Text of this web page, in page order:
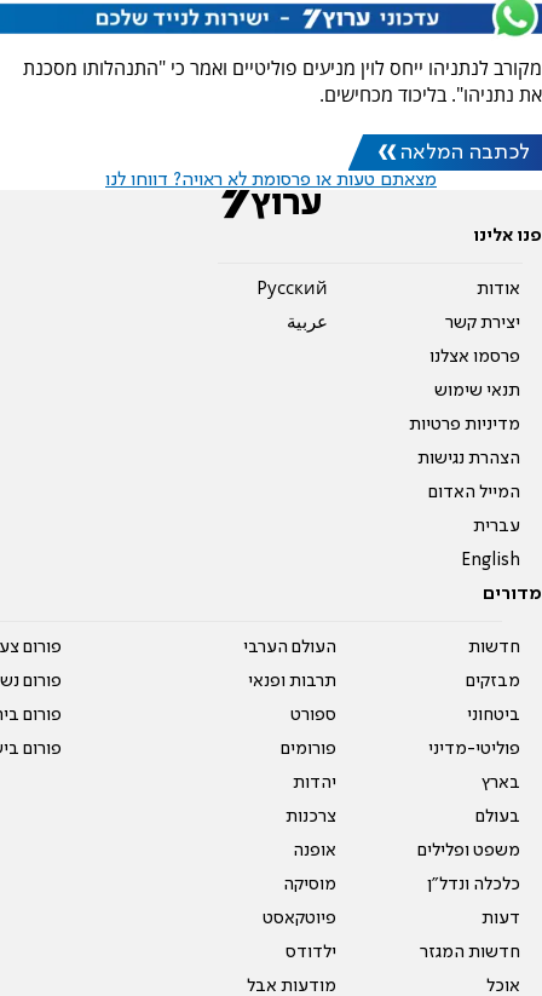
מקורב לנתניהו ייחס לוין מניעים פוליטיים ואמר כי "התנהלותו מסכנת
את נתניהו". בליכוד מכחישים.
לכתבה המלאה
מצאתם טעות או פרסומת לא ראויה? דווחו לנו
פנו אלינו
אודות
יצירת קשר
פרסמו אצלנו
תנאי שימוש
מדיניות פרטיות
הצהרת נגישות
המייל האדום
עברית
English
Pусский
عربية
מדורים
חדשות
מבזקים
ביטחוני
פוליטי-מדיני
בארץ
בעולם
משפט ופלילים
כלכלה ונדל"ן
דעות
חדשות המגזר
אוכל
העולם הערבי
תרבות ופנאי
ספורט
פורומים
יהדות
צרכנות
אופנה
מוסיקה
פיוטקאסט
ילדודס
מודעות אבל
פורום
פורום
פורום
פורום